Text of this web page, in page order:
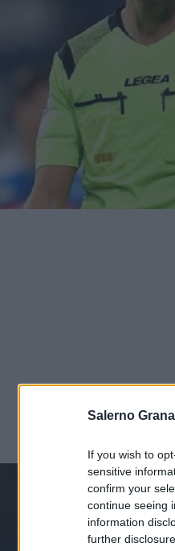
Salerno
If you wish to
sensitive
confirm your
continue seeing
information
further